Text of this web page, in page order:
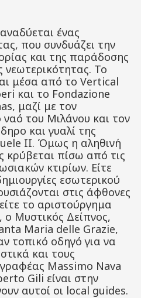
ένας
που συνδυάζει την
και της παράδοσης
νεωτερικότητας. Το
μέσα από το Vertical
και το Fondazione
μαζί με τον
ναό του Μιλάνου και τον
και γυαλί της
II. Όμως η αληθινή
κρύβεται πίσω από τις
κτιρίων. Είτε
εσωτερικού
στις άφθονες
το αριστούργημα
Μυστικός Δείπνος,
Maria delle Grazie,
τοπικό οδηγό για να
και τους
Massimo Nava
Gili είναι στην
αυτοί οι local guides.